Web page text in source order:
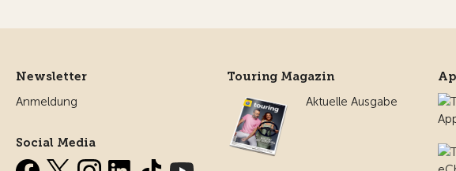
Newsletter
Anmeldung
Social Media
Touring Magazin
Aktuelle Ausgabe